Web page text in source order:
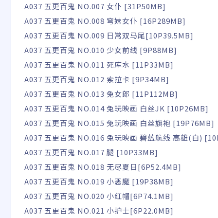
A037 五更百鬼 NO.007 女仆 [31P50MB]
A037 五更百鬼 NO.008 穹妹女仆 [16P289MB]
A037 五更百鬼 NO.009 日常双马尾[10P39.5MB]
A037 五更百鬼 NO.010 少女前线 [9P88MB]
A037 五更百鬼 NO.011 死库水 [11P33MB]
A037 五更百鬼 NO.012 索拉卡 [9P34MB]
A037 五更百鬼 NO.013 兔女郎 [11P112MB]
A037 五更百鬼 NO.014 兔玩映画 白丝JK [10P26MB]
A037 五更百鬼 NO.015 兔玩映画 白丝旗袍 [19P76MB]
A037 五更百鬼 NO.016 兔玩映画 碧蓝航线 高雄(白)
A037 五更百鬼 NO.017 腿 [10P33MB]
A037 五更百鬼 NO.018 无尽夏日[6P52.4MB]
A037 五更百鬼 NO.019 小恶魔 [19P38MB]
A037 五更百鬼 NO.020 小红帽[6P74.1MB]
A037 五更百鬼 NO.021 小护士[6P22.0MB]